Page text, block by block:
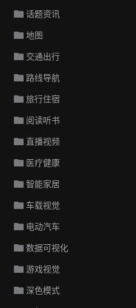
话题资讯
地图
交通出行
路线导航
旅行住宿
阅读听书
直播视频
医疗健康
智能家居
车载视觉
电动汽车
数据可视化
游戏视觉
深色模式